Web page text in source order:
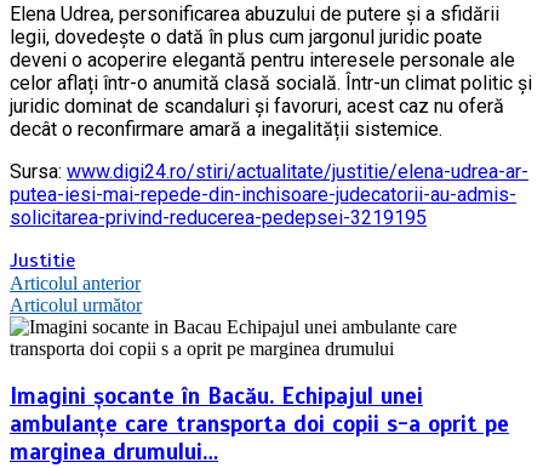
Elena Udrea, personificarea abuzului de putere și a sfidării
legii, dovedește o dată în plus cum jargonul juridic poate
deveni o acoperire elegantă pentru interesele personale ale
celor aflați într-o anumită clasă socială. Într-un climat politic și
juridic dominat de scandaluri și favoruri, acest caz nu oferă
decât o reconfirmare amară a inegalității sistemice.
Sursa: www.digi24.ro/stiri/actualitate/justitie/elena-udrea-ar-
putea-iesi-mai-repede-din-inchisoare-judecatorii-au-admis-
solicitarea-privind-reducerea-pedepsei-3219195
Justitie
Navigare
în
articole
Articolul anterior
Articolul următor
Imagini șocante în Bacău. Echipajul unei
ambulanțe care transporta doi copii s-a oprit pe
marginea drumului…